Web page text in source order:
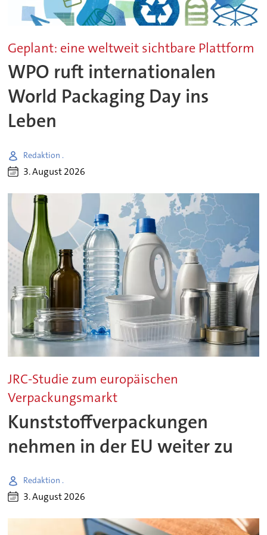
Geplant: eine weltweit sichtbare Plattform
WPO ruft internationalen
World Packaging Day ins
Leben
Redaktion .
3. August 2026
JRC-Studie zum europäischen
Verpackungsmarkt
Kunststoffverpackungen
nehmen in der EU weiter zu
Redaktion .
3. August 2026